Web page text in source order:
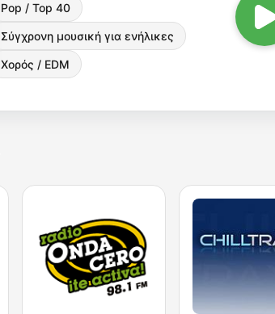
Pop / Top 40
Σύγχρονη μουσική για ενήλικες
Χορός / EDM